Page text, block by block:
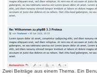
Zwei Beiträge aus einem Thema. Ein